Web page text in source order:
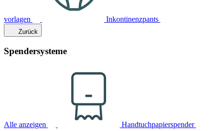
vorlagen Inkontinenzpants
Zurück
Spendersysteme
Alle anzeigen Handtuchpapierspender